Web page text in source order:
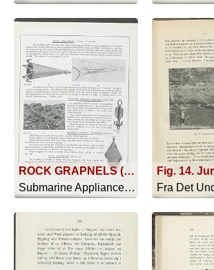
ROCK GRAPNELS (Photos F and G); MURPHY PATENT GRAPNELS (Photo H); RENNIE'S PATENT GRAPNEL (Photo I); MUD GRAPNELS (Photo J)
Submarine Appliances And Their Uses - 1911